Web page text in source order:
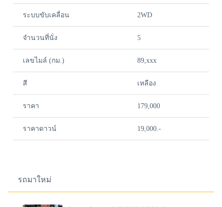
ระบบขับเคลื่อน 2WD
จำนวนที่นั่ง 5
เลขไมล์ (กม.) 89,xxx
สี เหลือง
ราคา 179,000
ราคาดาวน์ 19,000.-
รถมาใหม่